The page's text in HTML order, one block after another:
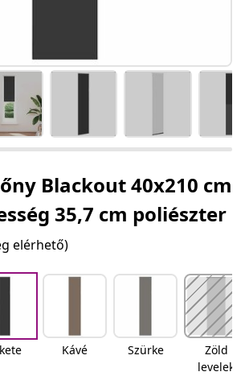
Blackout 40x210 cm
35,7 cm poliészter
elérhető)
Kávé Szürke
Zöld
levelek